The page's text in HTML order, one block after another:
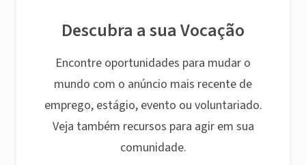
Descubra a sua Vocação
Encontre oportunidades para mudar o
mundo com o anúncio mais recente de
emprego, estágio, evento ou voluntariado.
Veja também recursos para agir em sua
comunidade.